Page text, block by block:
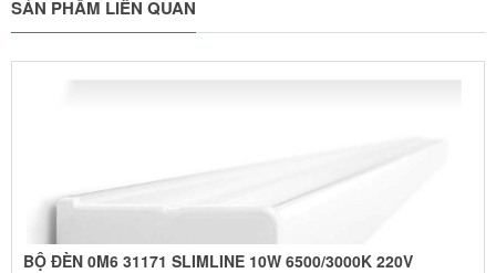
SẢN PHẨM LIÊN QUAN
BỘ ĐÈN 0M6 31171 SLIMLINE 10W 6500/3000K 220V